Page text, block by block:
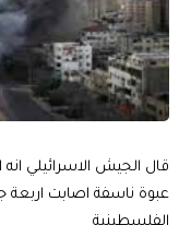
قال الجيش الاسرائيلي
عبوة ناسفة اصابت اربعة